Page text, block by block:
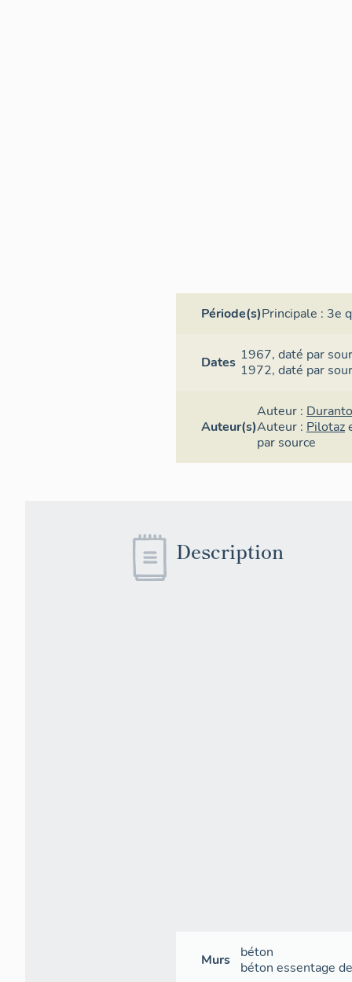
Période(s)Principale : 3e
Dates 1967, daté par
1972, daté par
Auteur(s)
Auteur :
Auteur : Pilotaz
par source
Description
Murs
béton
béton essentage